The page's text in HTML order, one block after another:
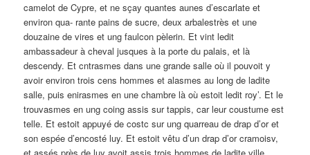
camelot de Cypre, et ne sçay quantes aunes d’escarlate et
environ qua- rante pains de sucre, deux arbalestrès et une
douzaine de vires et ung faulcon pèlerin. Et vint ledit
ambassadeur à cheval jusques à la porte du palais, et là
descendy. Et cntrasmes dans une grande salle où il pouvoit y
avoir environ trois cens hommes et alasmes au long de ladite
salle, puis enirasmes en une chambre là où estoit ledit roy’. Et le
trouvasmes en ung coing assis sur tappis, car leur coustume est
telle. Et estoit appuyé de costc sur ung quarreau de drap d’or et
son espée d’encosté luy. Et estoit vêtu d’un drap d’or cramoisv,